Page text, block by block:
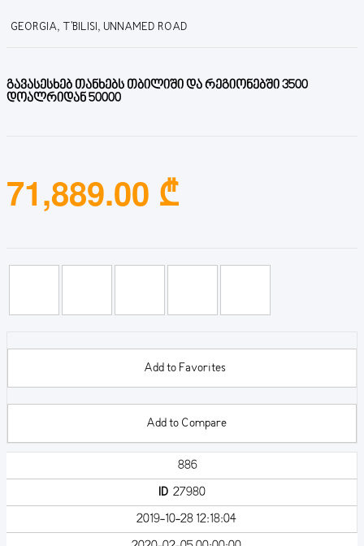
GEORGIA, T'BILISI, UNNAMED ROAD
გავასესხებ თანხებს თბილიში და რეგიონებში 3500
დოალრიდან 50000
71,889.00 ₾
Add to Favorites
Add to Compare
886
ID27980
2019-10-28 12:18:04